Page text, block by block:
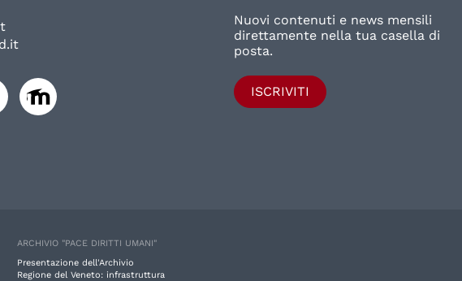
Nuovi contenuti e news mensili
direttamente nella tua casella di
posta.
ISCRIVITI
ARCHIVIO "PACE DIRITTI UMANI"
Presentazione dell'Archivio
Regione del Veneto: infrastruttura